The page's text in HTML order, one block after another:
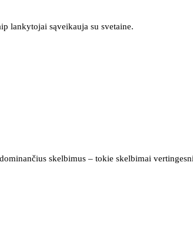
lankytojai sąveikauja su svetaine.
skelbimus – tokie skelbimai